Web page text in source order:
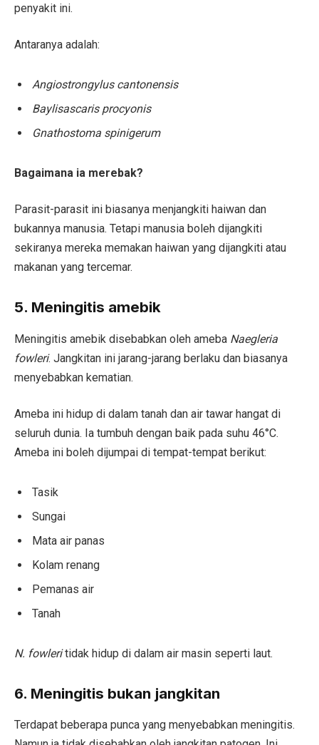
penyakit ini.
Antaranya adalah:
Angiostrongylus cantonensis
Baylisascaris procyonis
Gnathostoma spinigerum
Bagaimana ia merebak?
Parasit-parasit ini biasanya menjangkiti haiwan dan
bukannya manusia. Tetapi manusia boleh dijangkiti
sekiranya mereka memakan haiwan yang dijangkiti atau
makanan yang tercemar.
5. Meningitis amebik
Meningitis amebik disebabkan oleh ameba Naegleria
fowleri. Jangkitan ini jarang-jarang berlaku dan biasanya
menyebabkan kematian.
Ameba ini hidup di dalam tanah dan air tawar hangat di
seluruh dunia. Ia tumbuh dengan baik pada suhu 46°C.
Ameba ini boleh dijumpai di tempat-tempat berikut:
Tasik
Sungai
Mata air panas
Kolam renang
Pemanas air
Tanah
N. fowleritidak hidup di dalam air masin seperti laut.
6. Meningitis bukan jangkitan
Terdapat beberapa punca yang menyebabkan meningitis.